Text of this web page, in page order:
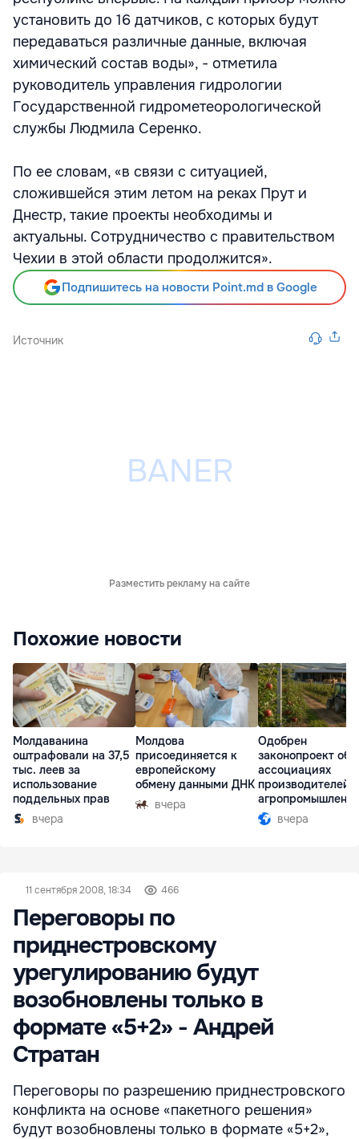
установить до 16 датчиков, с которых будут
передаваться различные данные, включая
химический состав воды», - отметила
руководитель управления гидрологии
Государственной гидрометеорологической
службы Людмила Серенко.
По ее словам, «в связи с ситуацией,
сложившейся этим летом на реках Прут и
Днестр, такие проекты необходимы и
актуальны. Сотрудничество с правительством
Чехии в этой области продолжится».
Подпишитесь на новости Point.md в Google
Источник
Разместить рекламу на сайте
Похожие новости
Молдаванина
оштрафовали на 37,5
тыс. леев за
использование
поддельных прав
вчера
Молдова
присоединяется к
европейскому
обмену данными ДНК
вчера
Одобрен
законопроект об
ассоциациях
производителей в
комплексе
вчера
11 сентября 2008, 18:34 466
Переговоры по
приднестровскому
урегулированию будут
возобновлены только в
формате «5+2» - Андрей
Стратан
Переговоры по разрешению приднестровского
конфликта на основе «пакетного решения»
будут возобновлены только в формате «5+2»,